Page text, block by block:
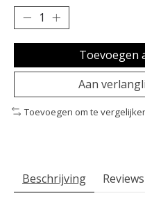
Toevoegen
Aan
Toevoegen om te
Beschrijving